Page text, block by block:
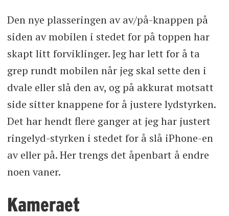
Den nye plasseringen av av/på-knappen på
siden av mobilen i stedet for på toppen har
skapt litt forviklinger. Jeg har lett for å ta
grep rundt mobilen når jeg skal sette den i
dvale eller slå den av, og på akkurat motsatt
side sitter knappene for å justere lydstyrken.
Det har hendt flere ganger at jeg har justert
ringelyd-styrken i stedet for å slå iPhone-en
av eller på. Her trengs det åpenbart å endre
noen vaner.
Kameraet